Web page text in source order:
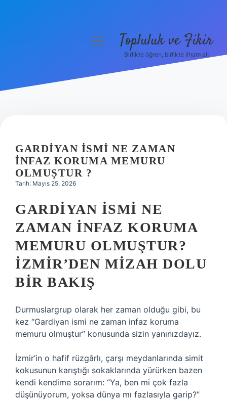
Hakkımızda
menüyüTopluluk ve Fikir
Birlikte öğren, birlikte ilham al!
GARDIYAN ISMI NE ZAMAN
INFAZ KORUMA MEMURU
OLMUŞTUR ?
Tarih: Mayıs 25, 2026
GARDIYAN İSMI NE
ZAMAN İNFAZ KORUMA
MEMURU OLMUŞTUR?
İZMIR’DEN MIZAH DOLU
BIR BAKIŞ
Durmuslargrup olarak her zaman olduğu gibi, bu
kez “Gardiyan ismi ne zaman infaz koruma
memuru olmuştur” konusunda sizin yanınızdayız.
İzmir’in o hafif rüzgârlı, çarşı meydanlarında simit
kokusunun karıştığı sokaklarında yürürken bazen
kendi kendime sorarım: “Ya, ben mi çok fazla
düşünüyorum, yoksa dünya mı fazlasıyla garip?”